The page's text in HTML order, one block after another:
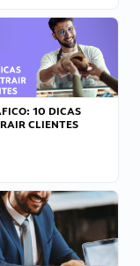
10 DICAS
CLIENTES